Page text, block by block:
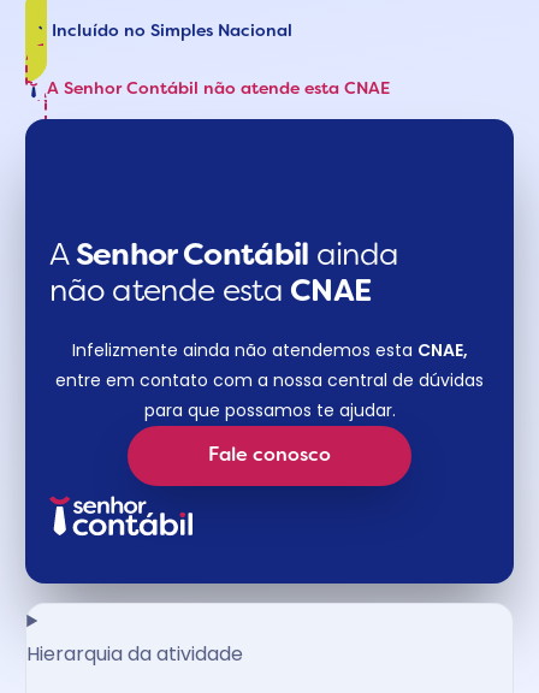
Incluído no Simples Nacional
A Senhor Contábil não atende esta CNAE
A Senhor Contábil ainda
não atende esta CNAE​
Infelizmente ainda não atendemos esta CNAE,
entre em contato com a nossa central de dúvidas
para que possamos te ajudar.
Fale conosco
Hierarquia da atividade